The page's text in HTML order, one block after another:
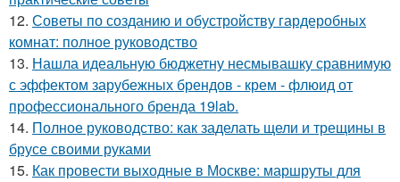
12. Советы по созданию и обустройству гардеробных
комнат: полное руководство
13. Нашла идеальную бюджетну несмывашку сравнимую
с эффектом зарубежных брендов - крем - флюид от
профессионального бренда 19lab.
14. Полное руководство: как заделать щели и трещины в
брусе своими руками
15. Как провести выходные в Москве: маршруты для